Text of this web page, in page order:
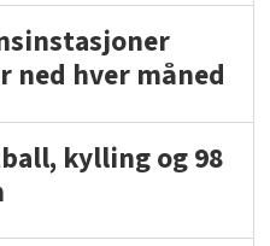
ned hver måned
kylling og 98